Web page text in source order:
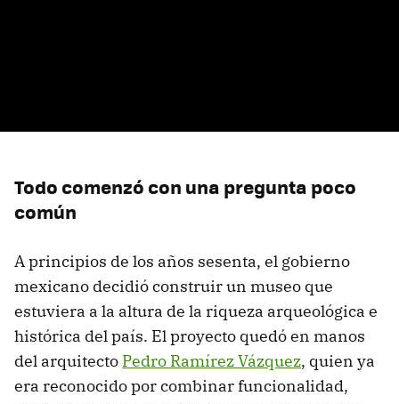
Todo comenzó con una pregunta poco
común
A principios de los años sesenta, el gobierno
mexicano decidió construir un museo que
estuviera a la altura de la riqueza arqueológica e
histórica del país. El proyecto quedó en manos
del arquitecto Pedro Ramírez Vázquez, quien ya
era reconocido por combinar funcionalidad,